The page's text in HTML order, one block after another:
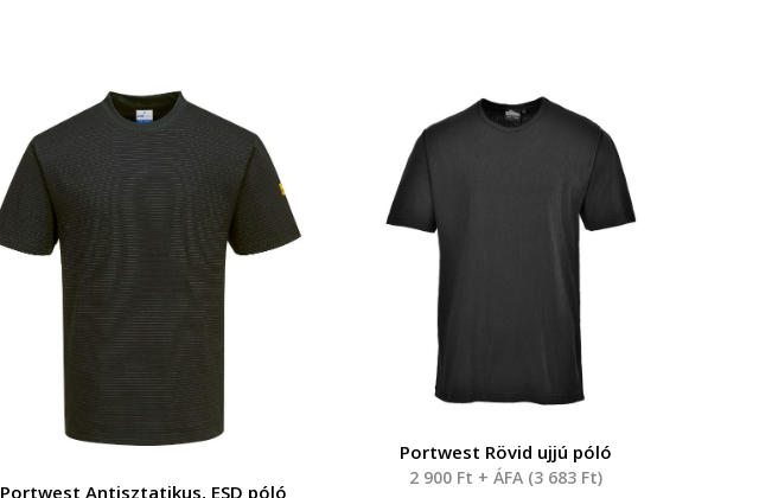
Portwest Antisztatikus, ESD póló
Portwest Rövid ujjú póló
2 900 Ft + ÁFA (3 683 Ft)